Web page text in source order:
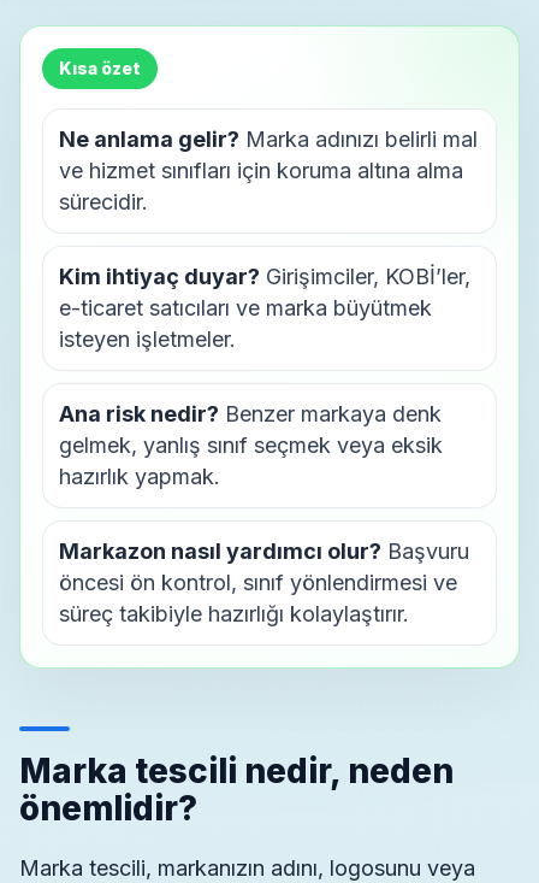
Kısa özet
Ne anlama gelir? Marka adınızı belirli mal
ve hizmet sınıfları için koruma altına alma
sürecidir.
Kim ihtiyaç duyar? Girişimciler, KOBİ’ler,
e-ticaret satıcıları ve marka büyütmek
isteyen işletmeler.
Ana risk nedir? Benzer markaya denk
gelmek, yanlış sınıf seçmek veya eksik
hazırlık yapmak.
Markazon nasıl yardımcı olur? Başvuru
öncesi ön kontrol, sınıf yönlendirmesi ve
süreç takibiyle hazırlığı kolaylaştırır.
Marka tescili nedir, neden
önemlidir?
Marka tescili, markanızın adını, logosunu veya